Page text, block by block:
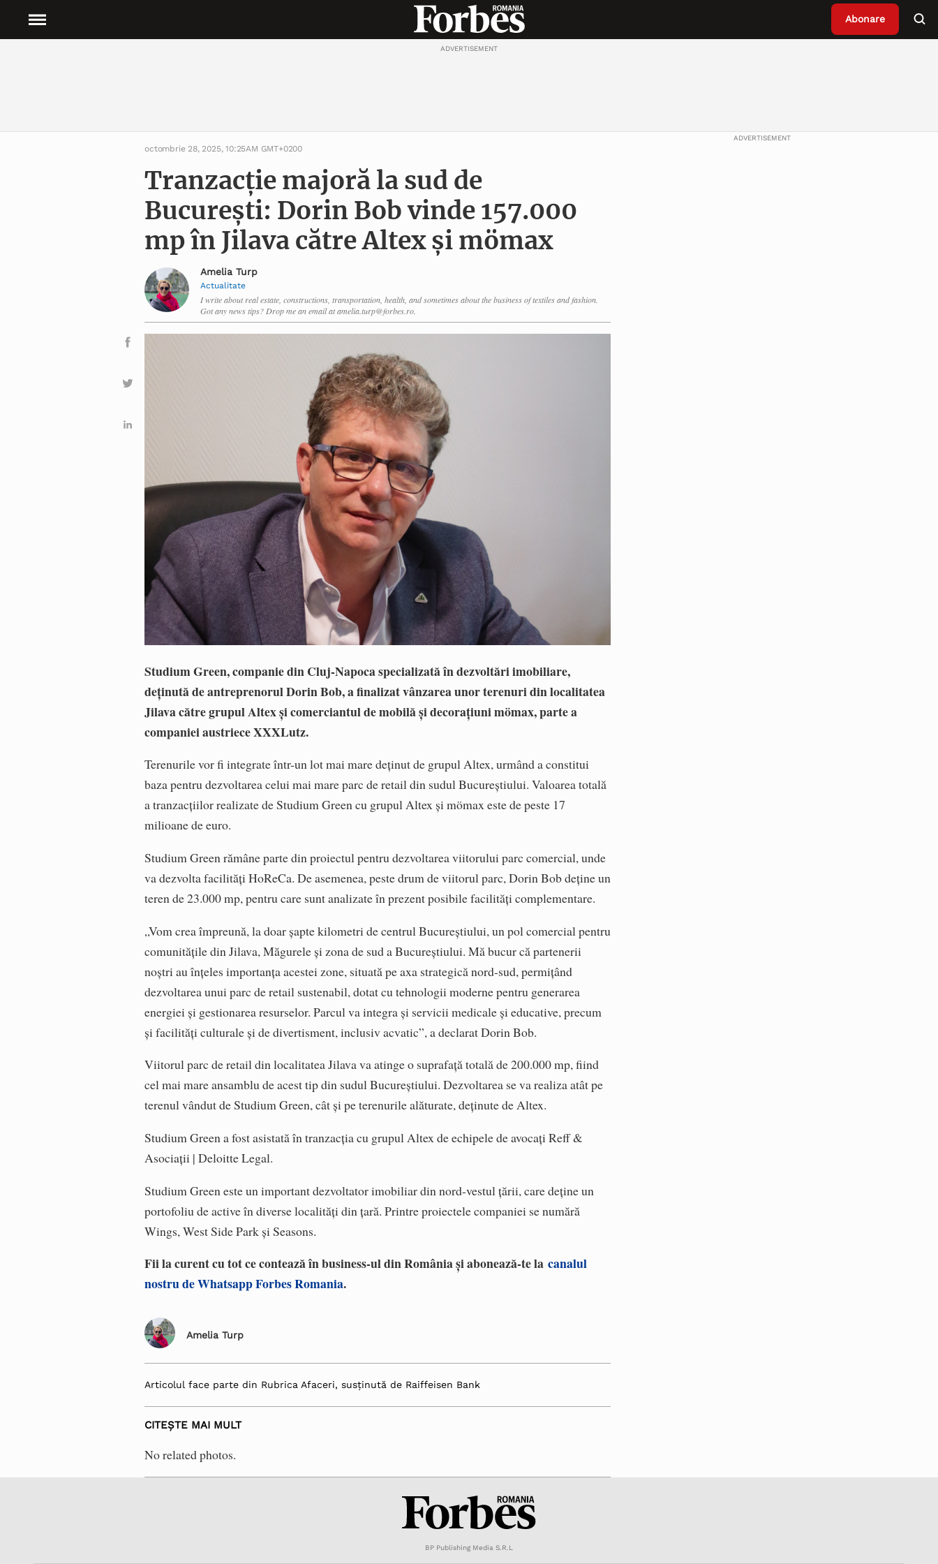
Abonare
ADVERTISEMENT
octombrie 28, 2025, 10:25AM GMT+0200
Tranzacție majoră la sud de
București: Dorin Bob vinde 157.000
mp în Jilava către Altex și mömax
Amelia Turp
Actualitate
I write about real estate, constructions, transportation, health, and sometimes about the business of textiles and fashion.
Got any news tips? Drop me an email at amelia.turp@forbes.ro.
Studium Green, companie din Cluj-Napoca specializată în dezvoltări imobiliare,
deținută de antreprenorul Dorin Bob, a finalizat vânzarea unor terenuri din localitatea
Jilava către grupul Altex și comerciantul de mobilă și decorațiuni mömax, parte a
companiei austriece XXXLutz.
Terenurile vor fi integrate într-un lot mai mare deținut de grupul Altex, urmând a constitui
baza pentru dezvoltarea celui mai mare parc de retail din sudul Bucureștiului. Valoarea totală
a tranzacțiilor realizate de Studium Green cu grupul Altex și mömax este de peste 17
milioane de euro.
Studium Green rămâne parte din proiectul pentru dezvoltarea viitorului parc comercial, unde
va dezvolta facilități HoReCa. De asemenea, peste drum de viitorul parc, Dorin Bob deține un
teren de 23.000 mp, pentru care sunt analizate în prezent posibile facilități complementare.
„Vom crea împreună, la doar șapte kilometri de centrul Bucureștiului, un pol comercial pentru
comunitățile din Jilava, Măgurele și zona de sud a Bucureștiului. Mă bucur că partenerii
noștri au înțeles importanța acestei zone, situată pe axa strategică nord-sud, permițând
dezvoltarea unui parc de retail sustenabil, dotat cu tehnologii moderne pentru generarea
energiei și gestionarea resurselor. Parcul va integra și servicii medicale și educative, precum
și facilități culturale și de divertisment, inclusiv acvatic”, a declarat Dorin Bob.
Viitorul parc de retail din localitatea Jilava va atinge o suprafață totală de 200.000 mp, fiind
cel mai mare ansamblu de acest tip din sudul Bucureștiului. Dezvoltarea se va realiza atât pe
terenul vândut de Studium Green, cât și pe terenurile alăturate, deținute de Altex.
Studium Green a fost asistată în tranzacția cu grupul Altex de echipele de avocați Reff &
Asociații | Deloitte Legal.
Studium Green este un important dezvoltator imobiliar din nord-vestul țării, care deține un
portofoliu de active în diverse localități din țară. Printre proiectele companiei se numără
Wings, West Side Park și Seasons.
Fii la curent cu tot ce contează în business-ul din România și abonează-te lacanalul
nostru de Whatsapp Forbes Romania.
Amelia Turp
Articolul face parte din Rubrica Afaceri, susținută de Raiffeisen Bank
CITEȘTE MAI MULT
No related photos.
BP Publishing Media S.R.L